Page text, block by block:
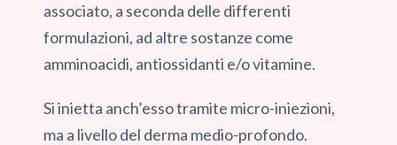
associato, a seconda delle differenti
formulazioni, ad altre sostanze come
amminoacidi, antiossidanti e/o vitamine.
Si inietta anch’esso tramite micro-iniezioni,
ma a livello del derma medio-profondo.